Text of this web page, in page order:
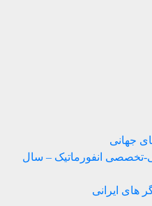
جهانی
تخصصی انفورماتیک – سال
های ایرانی